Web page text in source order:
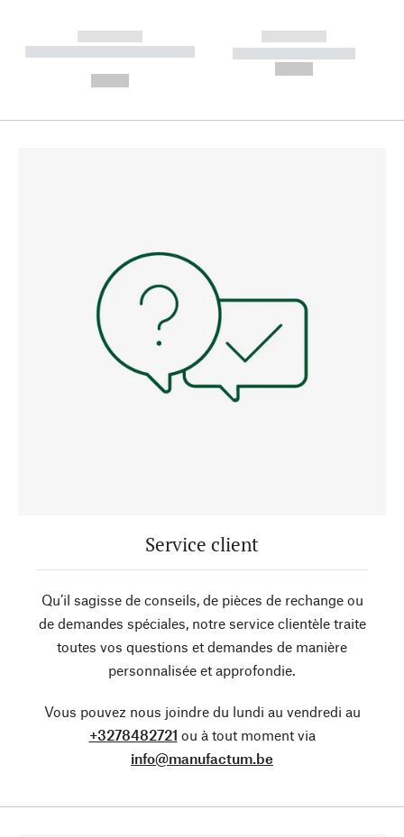
------------
----------- ----------- --------
------------
----------- -----------
Service client
Qu’il sagisse de conseils, de pièces de rechange ou
de demandes spéciales, notre service clientèle traite
toutes vos questions et demandes de manière
personnalisée et approfondie.
Vous pouvez nous joindre du lundi au vendredi au
+3278482721 ou à tout moment via
info@manufactum.be